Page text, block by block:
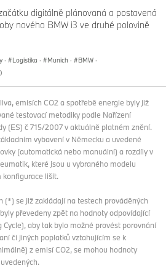
digitálně plánovaná a postavená
nového BMW i3 ve druhé polovině
· Logistika · Munich · BMW ·
emisích CO2 a spotřebě energie byly již
testovací metodiky podle Nařízení
(ES) č 715/2007 v aktuálně platném znění.
vybavení v Německu a uvedené
(automatická nebo manuální) a rozdíly v
které jsou u vybraného modelu
konfigurace lišit.
(*) se již zakládají na testech prováděných
převedeny zpět na hodnoty odpovídající
aby tak bylo možné provést porovnání
či jiných poplatků vztahujícím se k
z emisí CO2, se mohou hodnoty